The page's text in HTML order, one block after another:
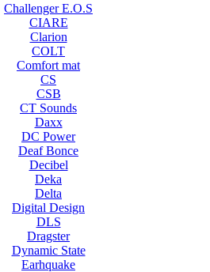
Challenger E.O.S
CIARE
Clarion
COLT
Comfort mat
CS
CSB
CT Sounds
Daxx
DC Power
Deaf Bonce
Decibel
Deka
Delta
Digital Design
DLS
Dragster
Dynamic State
Earhquake